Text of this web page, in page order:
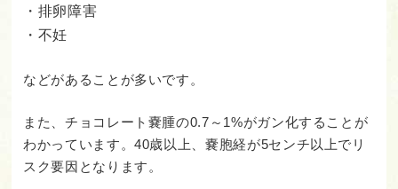
・排卵障害
・不妊
などがあることが多いです。
また、チョコレート嚢腫の0.7～1%がガン化することが
わかっています。40歳以上、嚢胞経が5センチ以上でリ
スク要因となります。